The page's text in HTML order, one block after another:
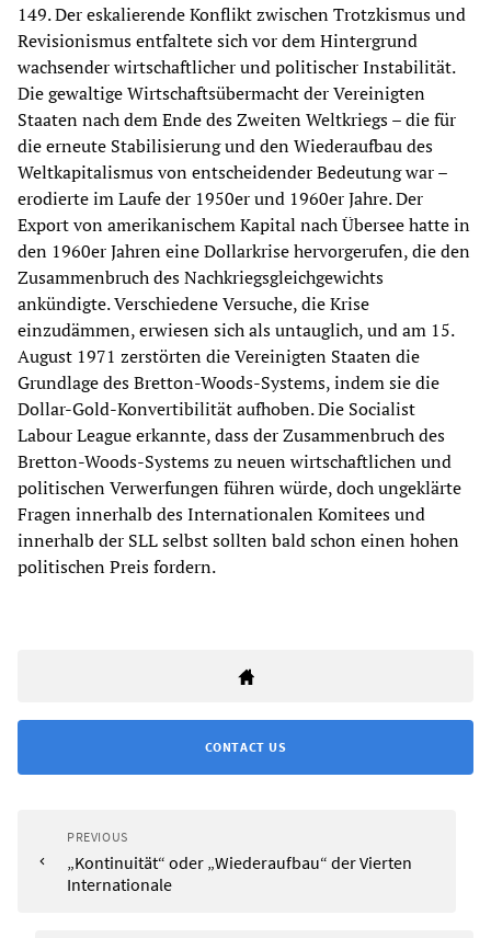
149. Der eskalierende Konflikt zwischen Trotzkismus und
Revisionismus entfaltete sich vor dem Hintergrund
wachsender wirtschaftlicher und politischer Instabilität.
Die gewaltige Wirtschaftsübermacht der Vereinigten
Staaten nach dem Ende des Zweiten Weltkriegs – die für
die erneute Stabilisierung und den Wiederaufbau des
Weltkapitalismus von entscheidender Bedeutung war –
erodierte im Laufe der 1950er und 1960er Jahre. Der
Export von amerikanischem Kapital nach Übersee hatte in
den 1960er Jahren eine Dollarkrise hervorgerufen, die den
Zusammenbruch des Nachkriegsgleichgewichts
ankündigte. Verschiedene Versuche, die Krise
einzudämmen, erwiesen sich als untauglich, und am 15.
August 1971 zerstörten die Vereinigten Staaten die
Grundlage des Bretton-Woods-Systems, indem sie die
Dollar-Gold-Konvertibilität aufhoben. Die Socialist
Labour League erkannte, dass der Zusammenbruch des
Bretton-Woods-Systems zu neuen wirtschaftlichen und
politischen Verwerfungen führen würde, doch ungeklärte
Fragen innerhalb des Internationalen Komitees und
innerhalb der SLL selbst sollten bald schon einen hohen
politischen Preis fordern.
CONTACT US
PREVIOUS
„Kontinuität“ oder „Wiederaufbau“ der Vierten
Internationale